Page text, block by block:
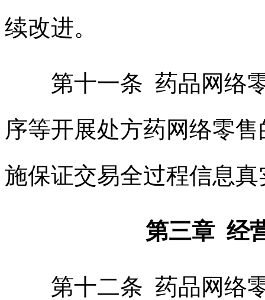
续改进。
第十一条 药品网络零
序等开展处方药网络零
施保证交易全过程信息
第三章 经
第十二条 药品网络零